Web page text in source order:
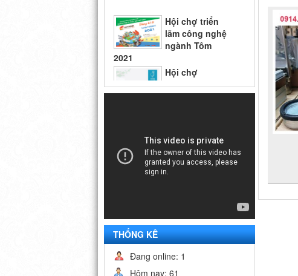
ngành Tôm
2021
Hội chợ
Vietfish 2018
Hội chợ triển
THỐNG KÊ
Đang online: 1
Hôm nay: 61